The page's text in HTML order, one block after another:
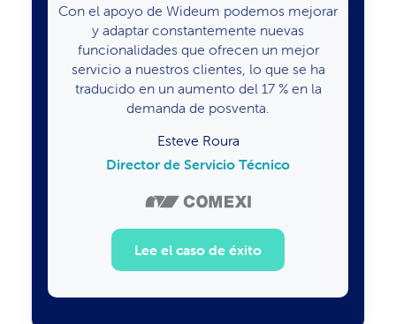
Con el apoyo de Wideum podemos mejorar
y adaptar constantemente nuevas
funcionalidades que ofrecen un mejor
servicio a nuestros clientes, lo que se ha
traducido en un aumento del 17 % en la
demanda de posventa.
Esteve Roura
Director de Servicio Técnico
Lee el caso de éxito